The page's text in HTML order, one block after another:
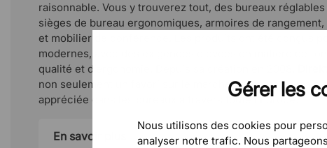
Gérer les
Nous utilisons des cookies pour
analyser notre trafic. Nous
raisonnable. Vous y trouverez tout, des bureaux
sièges de bureau ergonomiques, armoires de
et mobilier de conférence. Les produits ont été conçus
modernes, avec des exigences élevées en matière de
qualité et d’ergonomie. Depuis sa création en 2008,
non seulement un favori sur le marché scandinave, mais
appréciée dans les bureaux à travers toute l’Europe.
En savoir plus